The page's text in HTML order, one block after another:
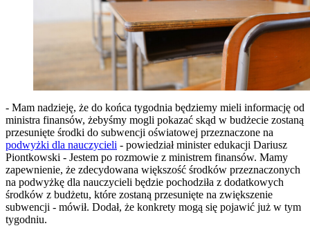
- Mam nadzieję, że do końca tygodnia będziemy mieli informację od
ministra finansów, żebyśmy mogli pokazać skąd w budżecie zostaną
przesunięte środki do subwencji oświatowej przeznaczone na
podwyżki dla nauczycieli - powiedział minister edukacji Dariusz
Piontkowski - Jestem po rozmowie z ministrem finansów. Mamy
zapewnienie, że zdecydowana większość środków przeznaczonych
na podwyżkę dla nauczycieli będzie pochodziła z dodatkowych
środków z budżetu, które zostaną przesunięte na zwiększenie
subwencji - mówił. Dodał, że konkrety mogą się pojawić już w tym
tygodniu.